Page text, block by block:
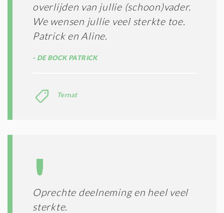
overlijden van jullie (schoon)vader.
We wensen jullie veel sterkte toe.
Patrick en Aline.
DE BOCK PATRICK
Ternat
Oprechte deelneming en heel veel
sterkte.